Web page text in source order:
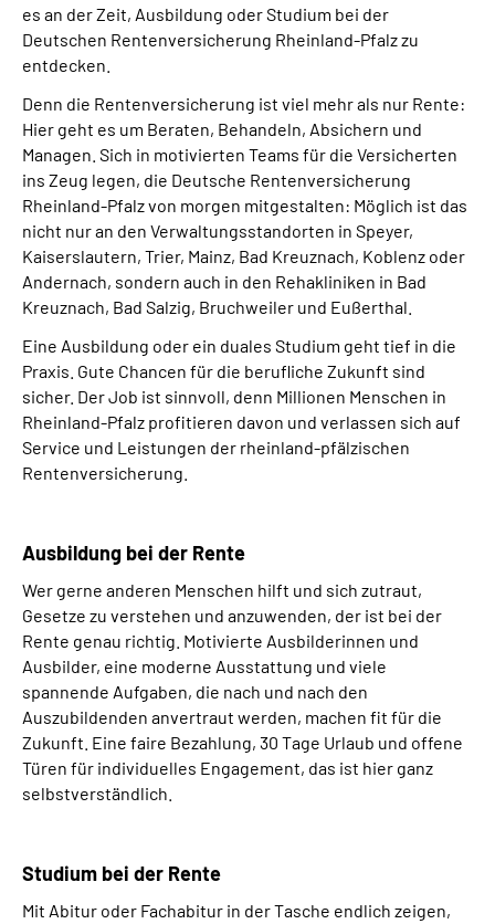
es an der Zeit, Ausbildung oder Studium bei der
Deutschen Rentenversicherung Rheinland-Pfalz zu
entdecken.
Denn die Rentenversicherung ist viel mehr als nur Rente:
Hier geht es um Beraten, Behandeln, Absichern und
Managen. Sich in motivierten Teams für die Versicherten
ins Zeug legen, die Deutsche Rentenversicherung
Rheinland-Pfalz von morgen mitgestalten: Möglich ist das
nicht nur an den Verwaltungsstandorten in Speyer,
Kaiserslautern, Trier, Mainz, Bad Kreuznach, Koblenz oder
Andernach, sondern auch in den Rehakliniken in Bad
Kreuznach, Bad Salzig, Bruchweiler und Eußerthal.
Eine Ausbildung oder ein duales Studium geht tief in die
Praxis. Gute Chancen für die berufliche Zukunft sind
sicher. Der Job ist sinnvoll, denn Millionen Menschen in
Rheinland-Pfalz profitieren davon und verlassen sich auf
Service und Leistungen der rheinland-pfälzischen
Rentenversicherung.
Ausbildung bei der Rente
Wer gerne anderen Menschen hilft und sich zutraut,
Gesetze zu verstehen und anzuwenden, der ist bei der
Rente genau richtig. Motivierte Ausbilderinnen und
Ausbilder, eine moderne Ausstattung und viele
spannende Aufgaben, die nach und nach den
Auszubildenden anvertraut werden, machen fit für die
Zukunft. Eine faire Bezahlung, 30 Tage Urlaub und offene
Türen für individuelles Engagement, das ist hier ganz
selbstverständlich.
Studium bei der Rente
Mit Abitur oder Fachabitur in der Tasche endlich zeigen,